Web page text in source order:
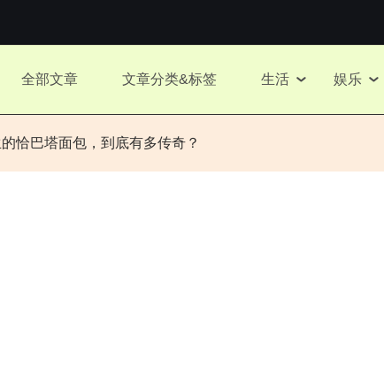
全部文章 文章分类&标签 生活 娱乐
恰巴塔面包，到底有多传奇？